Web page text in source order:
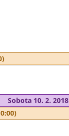
Sobota 10. 2. 2018